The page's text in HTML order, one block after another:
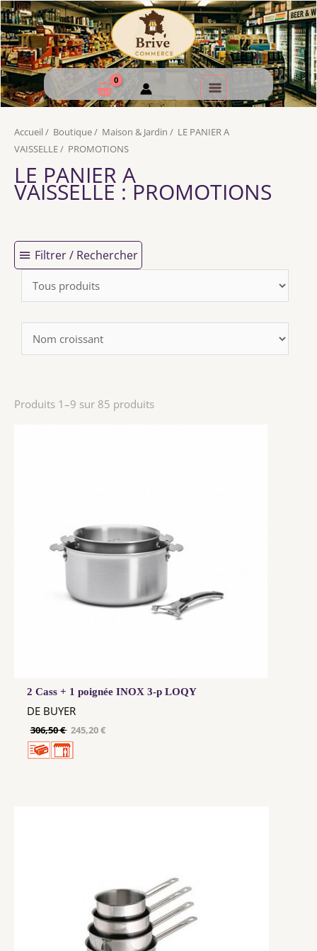
Accueil / Boutique/ Maison & Jardin / LE PANIER A
VAISSELLE/ PROMOTIONS
LE PANIER A
VAISSELLE: PROMOTIONS
Filtrer / Rechercher
Produits 1–9 sur 85 produits
2 Cass + 1 poignée INOX 3-p LOQY
DE BUYER
306,50 € 245,20 €